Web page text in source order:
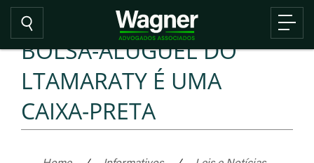
BOLSA-ALUGUEL DO
LTAMARATY É UMA
CAIXA-PRETA